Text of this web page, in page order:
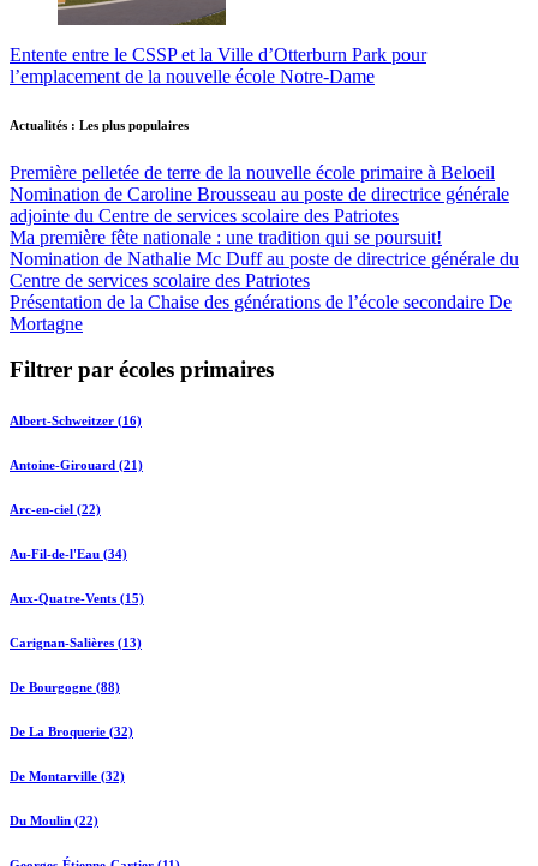
Entente entre le CSSP et la Ville d’Otterburn Park pour
l’emplacement de la nouvelle école Notre-Dame
Actualités : Les plus populaires
Première pelletée de terre de la nouvelle école primaire à Beloeil
Nomination de Caroline Brousseau au poste de directrice générale
adjointe du Centre de services scolaire des Patriotes
Ma première fête nationale : une tradition qui se poursuit!
Nomination de Nathalie Mc Duff au poste de directrice générale du
Centre de services scolaire des Patriotes
Présentation de la Chaise des générations de l’école secondaire De
Mortagne
Filtrer par écoles primaires
Albert-Schweitzer (16)
Antoine-Girouard (21)
Arc-en-ciel (22)
Au-Fil-de-l'Eau (34)
Aux-Quatre-Vents (15)
Carignan-Salières (13)
De Bourgogne (88)
De La Broquerie (32)
De Montarville (32)
Du Moulin (22)